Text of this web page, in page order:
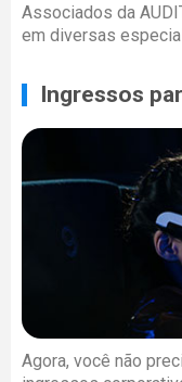
Associados da
em diversas
Ingressos
Agora, você não